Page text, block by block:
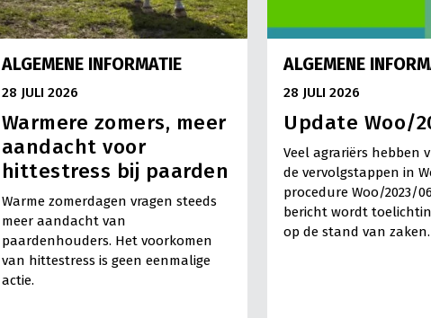
ALGEMENE INFORMATIE
28 JULI 2026
Warmere zomers, meer
aandacht voor
hittestress bij paarden
Warme zomerdagen vragen steeds
meer aandacht van
paardenhouders. Het voorkomen
van hittestress is geen eenmalige
actie.
ALGEMENE
28 JULI 2026
Update Woo/
Veel agrariërs hebben
de vervolgstappen in
procedure Woo/2023/
bericht wordt
op de stand van zaken.